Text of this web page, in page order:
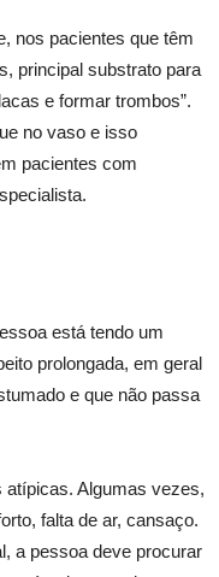
nos pacientes que têm
principal substrato para
e formar trombos”.
no vaso e isso
pacientes com
está tendo um
prolongada, em geral
e que não passa
atípicas. Algumas vezes,
falta de ar, cansaço.
a pessoa deve procurar